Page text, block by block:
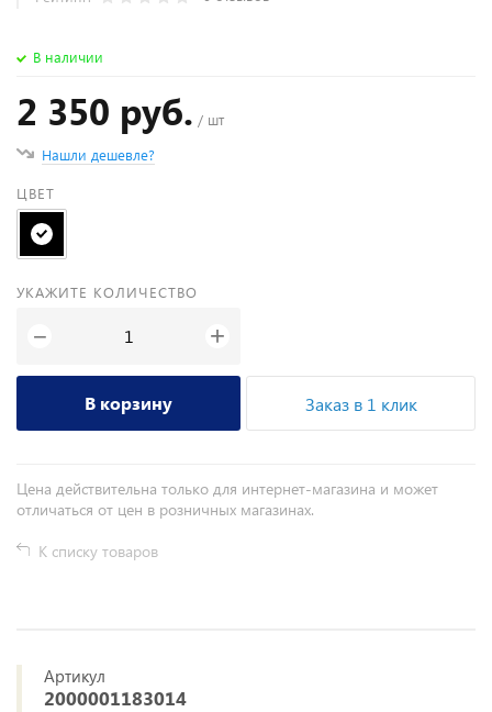
В наличии
2 350 руб. / шт
Нашли дешевле?
ЦВЕТ
УКАЖИТЕ КОЛИЧЕСТВО
− +
В корзину Заказ в 1 клик
Цена действительна только для интернет-магазина и может
отличаться от цен в розничных магазинах.
К списку товаров
Артикул
2000001183014